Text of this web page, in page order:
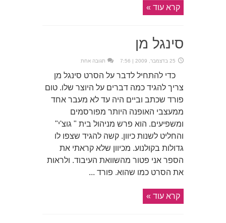
קרא עוד »
סינגל מן
25 בדצמבר, 2009 | 7:56 תגובה אחת
כדי להתחיל לדבר על הסרט סינגל מן
צריך להגיד כמה דברים על היוצר שלו. טום
פורד שכתב וביים היה עד לא מעבר אחד
ממעצבי האופנה היותר מפורסמים
ומשפיעים. הוא פרש מניהול בית " גוצ'י"
והחליט לשנות כיוון. קשה להגיד שצפו לו
גדולות בקולנוע. מכיוון שלא קראתי את
הספר אני פטור מהשוואת העיבוד. ולראות
את הסרט כמו שהוא. פורד ...
קרא עוד »